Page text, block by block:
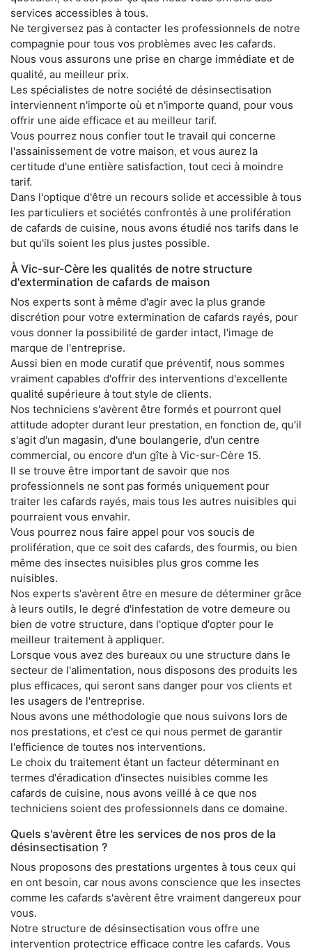
services accessibles à tous.
Ne tergiversez pas à contacter les professionnels de notre
compagnie pour tous vos problèmes avec les cafards.
Nous vous assurons une prise en charge immédiate et de
qualité, au meilleur prix.
Les spécialistes de notre société de désinsectisation
interviennent n'importe où et n'importe quand, pour vous
offrir une aide efficace et au meilleur tarif.
Vous pourrez nous confier tout le travail qui concerne
l'assainissement de votre maison, et vous aurez la
certitude d'une entière satisfaction, tout ceci à moindre
tarif.
Dans l'optique d'être un recours solide et accessible à tous
les particuliers et sociétés confrontés à une prolifération
de cafards de cuisine, nous avons étudié nos tarifs dans le
but qu'ils soient les plus justes possible.
À Vic-sur-Cère les qualités de notre structure
d'extermination de cafards de maison
Nos experts sont à même d'agir avec la plus grande
discrétion pour votre extermination de cafards rayés, pour
vous donner la possibilité de garder intact, l'image de
marque de l'entreprise.
Aussi bien en mode curatif que préventif, nous sommes
vraiment capables d'offrir des interventions d'excellente
qualité supérieure à tout style de clients.
Nos techniciens s'avèrent être formés et pourront quel
attitude adopter durant leur prestation, en fonction de, qu'il
s'agit d'un magasin, d'une boulangerie, d'un centre
commercial, ou encore d'un gîte à Vic-sur-Cère 15.
Il se trouve être important de savoir que nos
professionnels ne sont pas formés uniquement pour
traiter les cafards rayés, mais tous les autres nuisibles qui
pourraient vous envahir.
Vous pourrez nous faire appel pour vos soucis de
prolifération, que ce soit des cafards, des fourmis, ou bien
même des insectes nuisibles plus gros comme les
nuisibles.
Nos experts s'avèrent être en mesure de déterminer grâce
à leurs outils, le degré d'infestation de votre demeure ou
bien de votre structure, dans l'optique d'opter pour le
meilleur traitement à appliquer.
Lorsque vous avez des bureaux ou une structure dans le
secteur de l'alimentation, nous disposons des produits les
plus efficaces, qui seront sans danger pour vos clients et
les usagers de l'entreprise.
Nous avons une méthodologie que nous suivons lors de
nos prestations, et c'est ce qui nous permet de garantir
l'efficience de toutes nos interventions.
Le choix du traitement étant un facteur déterminant en
termes d'éradication d'insectes nuisibles comme les
cafards de cuisine, nous avons veillé à ce que nos
techniciens soient des professionnels dans ce domaine.
Quels s'avèrent être les services de nos pros de la
désinsectisation ?
Nous proposons des prestations urgentes à tous ceux qui
en ont besoin, car nous avons conscience que les insectes
comme les cafards s'avèrent être vraiment dangereux pour
vous.
Notre structure de désinsectisation vous offre une
intervention protectrice efficace contre les cafards. Vous